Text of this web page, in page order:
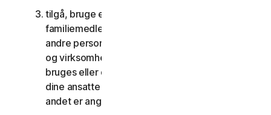
tilgå, bruge eller dele forbrugertjenesterne med
familiemedlemmer, ikke-familiemedlemmer eller
andre personer, der ikke bor sammen med dig,
og virksomhedstjenesterne må ikke tilgås,
bruges eller deles med personer, der ikke er
dine ansatte eller en del af din SV, medmindre
andet er angivet i LSA'en eller dokumentationen;